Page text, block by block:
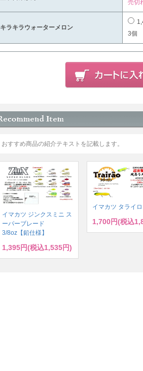
売切
キラキラウォーターメロン
3個
おすすめ商品の紹介テキストを記載します。
イマカツ ジンクスミニ ス
ーパーブレード
3/8oz【鉛仕様】
1,395円(税込1,535円)
イマカツ タライ
1,700円(税込